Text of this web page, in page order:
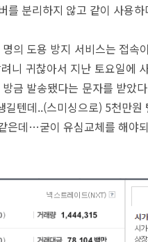
를 분리하지 않고 같이 사용
의 도용 방지 서비스는 접속
니 귀찮아서 지난 토요일에
금 발송됐다는 문자를 받았
길텐데..(스미싱으로) 5천만
은데…굳이 유심교체를 해야